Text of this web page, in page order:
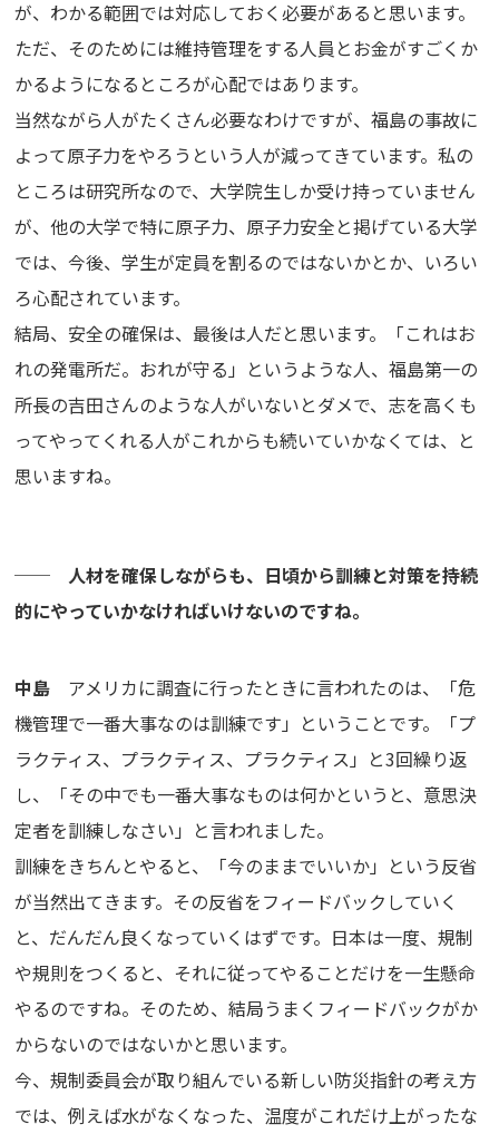
が、わかる範囲では対応しておく必要があると思います。
ただ、そのためには維持管理をする人員とお金がすごくか
かるようになるところが心配ではあります。
当然ながら人がたくさん必要なわけですが、福島の事故に
よって原子力をやろうという人が減ってきています。私の
ところは研究所なので、大学院生しか受け持っていません
が、他の大学で特に原子力、原子力安全と掲げている大学
では、今後、学生が定員を割るのではないかとか、いろい
ろ心配されています。
結局、安全の確保は、最後は人だと思います。「これはお
れの発電所だ。おれが守る」というような人、福島第一の
所長の吉田さんのような人がいないとダメで、志を高くも
ってやってくれる人がこれからも続いていかなくては、と
思いますね。
── 人材を確保しながらも、日頃から訓練と対策を持続
的にやっていかなければいけないのですね。
中島 アメリカに調査に行ったときに言われたのは、「危
機管理で一番大事なのは訓練です」ということです。「プ
ラクティス、プラクティス、プラクティス」と3回繰り返
し、「その中でも一番大事なものは何かというと、意思決
定者を訓練しなさい」と言われました。
訓練をきちんとやると、「今のままでいいか」という反省
が当然出てきます。その反省をフィードバックしていく
と、だんだん良くなっていくはずです。日本は一度、規制
や規則をつくると、それに従ってやることだけを一生懸命
やるのですね。そのため、結局うまくフィードバックがか
からないのではないかと思います。
今、規制委員会が取り組んでいる新しい防災指針の考え方
では、例えば水がなくなった、温度がこれだけ上がったな